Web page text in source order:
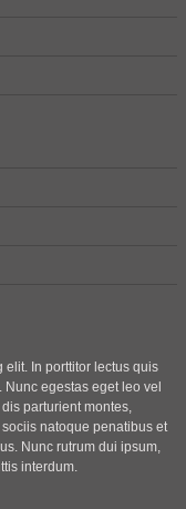
elit. In porttitor lectus quis
egestas eget leo vel
parturient montes,
natoque penatibus et
Nunc rutrum dui ipsum,
interdum.